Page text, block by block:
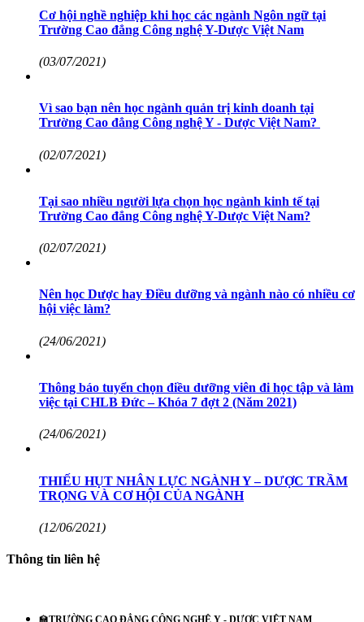
Cơ hội nghề nghiệp khi học các ngành Ngôn ngữ tại
Trường Cao đẳng Công nghệ Y-Dược Việt Nam
(03/07/2021)
Vì sao bạn nên học ngành quản trị kinh doanh tại
Trường Cao đẳng Công nghệ Y - Dược Việt Nam?
(02/07/2021)
Tại sao nhiều người lựa chọn học ngành kinh tế tại
Trường Cao đẳng Công nghệ Y-Dược Việt Nam?
(02/07/2021)
Nên học Dược hay Điều dưỡng và ngành nào có nhiều cơ
hội việc làm?
(24/06/2021)
Thông báo tuyển chọn điều dưỡng viên đi học tập và làm
việc tại CHLB Đức – Khóa 7 đợt 2 (Năm 2021)
(24/06/2021)
THIẾU HỤT NHÂN LỰC NGÀNH Y – DƯỢC TRẦM
TRỌNG VÀ CƠ HỘI CỦA NGÀNH
(12/06/2021)
Thông tin liên hệ